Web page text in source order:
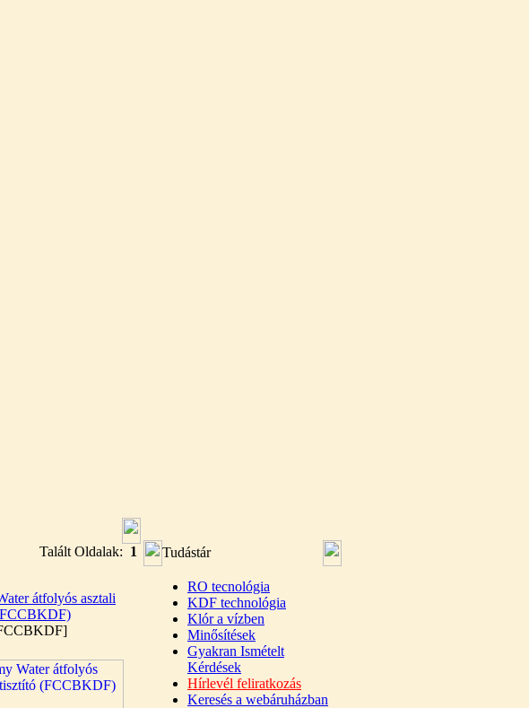
Talált Oldalak: 1
átfolyós asztali
Tudástár
RO tecnológia
KDF technológia
Klór a vízben
Minősítések
Gyakran Ismételt
Kérdések
Hírlevél feliratkozás
Keresés a webáruházban